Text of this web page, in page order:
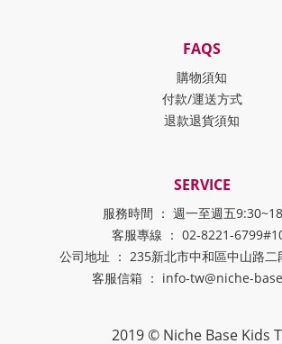
FAQS
購物須知
付款/運送方式
退款退貨須知
SERVICE
服務時間 ： 週一至週五
客服專線 ： 02-8221-
公司地址 ： 235新北市中和區中山路
客服信箱 ： info-tw@niche-
2019 © Niche Base Kids